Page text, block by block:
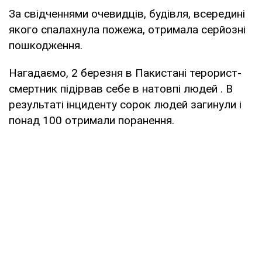
За свідченнями очевидців, будівля, всередині
якого спалахнула пожежа, отримала серйозні
пошкодження.
Нагадаємо, 2 березня в Пакистані терорист-
смертник підірвав себе в натовпі людей . В
результаті інциденту сорок людей загинули і
понад 100 отримали поранення.